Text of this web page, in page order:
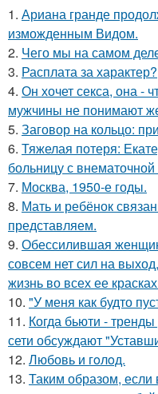
1. Ариана гранде
изможденным Видом.
2. Чего мы на самом
3. Расплата за характер?
4. Он хочет секса, она -
мужчины не понимают
5. Заговор на кольцо:
6. Тяжелая потеря:
больницу с
7. Москва, 1950-е годы.
8. Мать и ребёнок
представляем.
9. Обессилившая
совсем нет сил на
жизнь во всех ее
10. "У меня как будто
11. Когда бьюти -
сети обсуждают
12. Любовь и гoлoд.
13. Таким образом,